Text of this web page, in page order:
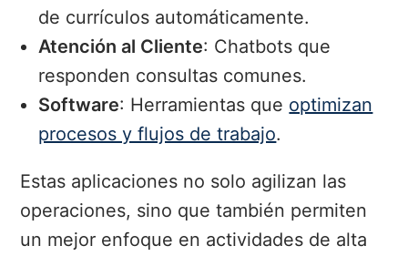
de currículos automáticamente.
Atención al Cliente: Chatbots que
responden consultas comunes.
Software: Herramientas que optimizan
procesos y flujos de trabajo.
Estas aplicaciones no solo agilizan las
operaciones, sino que también permiten
un mejor enfoque en actividades de alta